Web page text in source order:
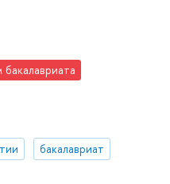
бакалавриат